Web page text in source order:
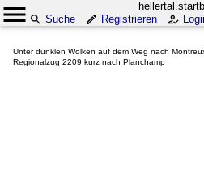
Suche
Registrieren
Unter dunklen Wolken auf dem Weg nach
Regionalzug 2209 kurz nach Planchamp